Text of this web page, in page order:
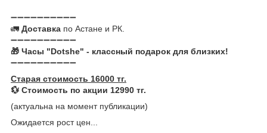
➖➖➖➖➖➖➖➖➖➖
🚛 Доставка по Астане и РК.
➖➖➖➖➖➖➖➖➖➖
🎁 Часы "Dotshe" - классный подарок для близких!
➖➖➖➖➖➖➖➖➖➖
Старая стоимость 16000 тг.
💱 Стоимость по акции 12990 тг.
(актуальна на момент публикации)
Ожидается рост цен...